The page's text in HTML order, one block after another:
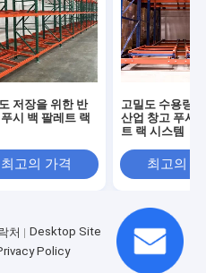
저장을 위한 반
시 백 팔레트 랙
최고의 가격
고밀도 수용량
산업 창고 푸시
트 랙 시스템
최고의
처
Desktop Site
Policy